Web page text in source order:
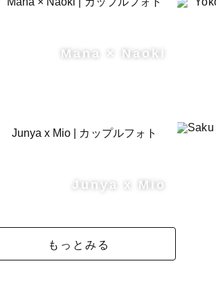
Mana × Naoki
Junya x Mio
もっとみる